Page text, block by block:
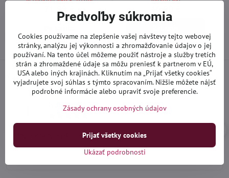
71,90 € 46,90 €
Viac recenzií nájdete ajna Google
Ivan_yogi92
Hodnotenie:
5
5
Odporúčam, prístup ku zákazníkom 100%
Predvoľby súkromia
Cookies používame na zlepšenie vašej návštevy tejto webovej
stránky, analýzu jej výkonnosti a zhromažďovanie údajov o jej
používaní. Na tento účel môžeme použiť nástroje a služby tretích
strán a zhromaždené údaje sa môžu preniesť k partnerom v EÚ,
USA alebo iných krajinách. Kliknutím na „Prijať všetky cookies“
vyjadrujete svoj súhlas s týmto spracovaním. Nižšie môžete nájsť
podrobné informácie alebo upraviť svoje preferencie.
Zásady ochrany osobných údajov
Ukázať podrobnosti
Prijať všetky cookies